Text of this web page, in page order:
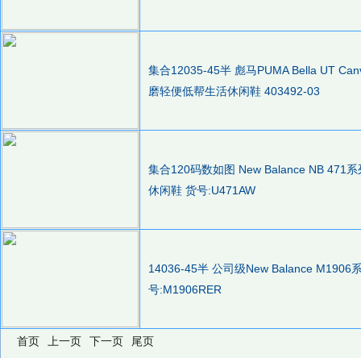
集合12035-45半 彪马PUMA Bella UT
磨轻便低帮生活休闲鞋 403492-03
集合120码数如图 New Balance NB 471
休闲鞋 货号:U471AW
14036-45半 公司级New Balance M1906
号:M1906RER
首页 上一页 下一页
尾页